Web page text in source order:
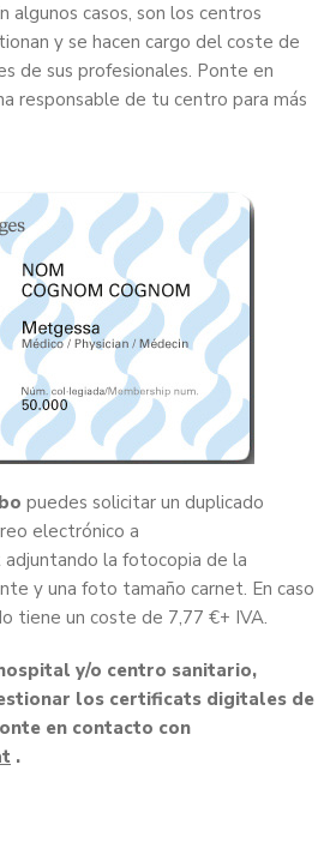
algunos casos, son los centros
y se hacen cargo del coste de
de sus profesionales. Ponte en
responsable de tu centro para más
puedes solicitar un duplicado
electrónico a
la fotocopia de la
y una foto tamaño carnet. En caso
tiene un coste de 7,77 €+ IVA.
y/o centro sanitario,
los certificats digitales de
en contacto con
.